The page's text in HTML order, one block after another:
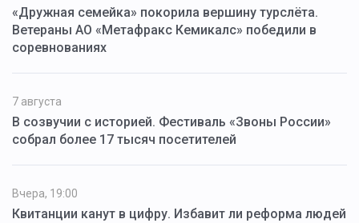
«Дружная семейка» покорила вершину турслёта.
Ветераны АО «Метафракс Кемикалс» победили в
соревнованиях
7 августа
В созвучии с историей. Фестиваль «Звоны России»
собрал более 17 тысяч посетителей
Вчера, 19:00
Квитанции канут в цифру. Избавит ли реформа людей